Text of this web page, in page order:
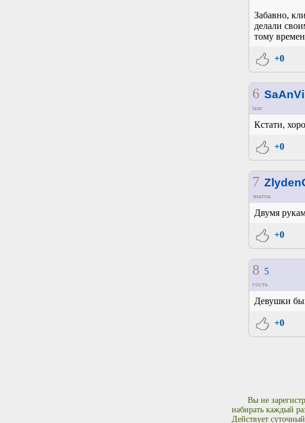
Забавно,
делали
тому
+0
6 SaAnVi
tzar
Кстати,
+0
7
знаток
Двумя
+0
8 5
гость
Девушки
+0
Вы не
набирать каждый
Действует